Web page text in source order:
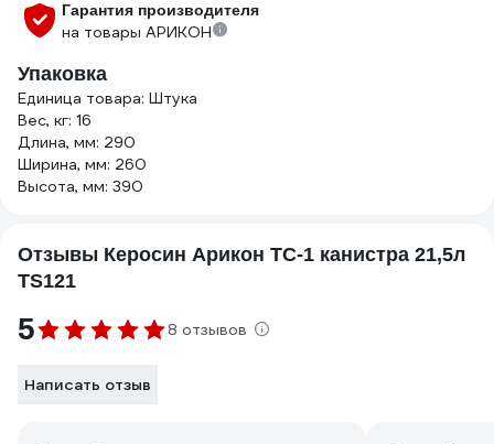
Гарантия производителя
на товары АРИКОН
Упаковка
Единица товара: Штука
Вес, кг: 16
Длина, мм: 290
Ширина, мм: 260
Высота, мм: 390
Отзывы Керосин Арикон ТС-1 канистра 21,5л
TS121
5 8 отзывов
Написать отзыв